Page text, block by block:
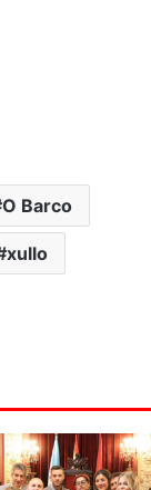
O Barco
xullo